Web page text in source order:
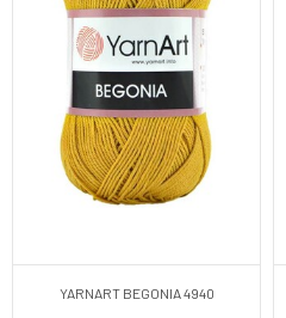
YARNART BEGONIA 4940